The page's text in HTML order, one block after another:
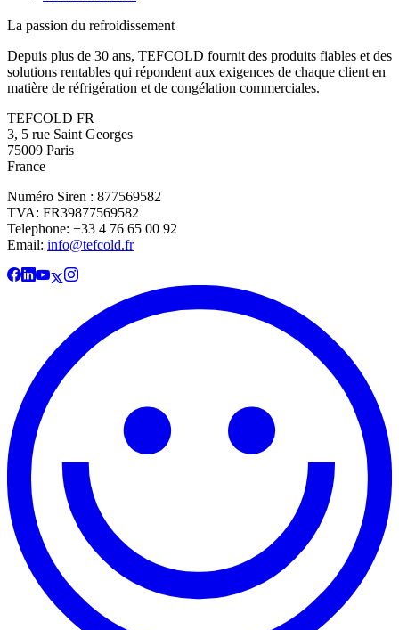
La passion du refroidissement
Depuis plus de 30 ans, TEFCOLD fournit des produits fiables et des
solutions rentables qui répondent aux exigences de chaque client en
matière de réfrigération et de congélation commerciales.
TEFCOLD FR
3, 5 rue Saint Georges
75009 Paris
France
Numéro Siren : 877569582
TVA: FR39877569582
Telephone: +33 4 76 65 00 92
Email: info@tefcold.fr